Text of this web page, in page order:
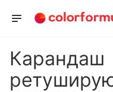
Карандаш